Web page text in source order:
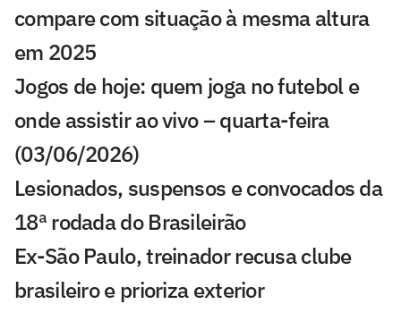
compare com situação à mesma altura
em 2025
Jogos de hoje: quem joga no futebol e
onde assistir ao vivo – quarta-feira
(03/06/2026)
Lesionados, suspensos e convocados da
18ª rodada do Brasileirão
Ex-São Paulo, treinador recusa clube
brasileiro e prioriza exterior